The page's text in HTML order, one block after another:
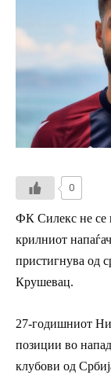
0
ФК Силекс не се
крилниот
пристигнува од
Крушевац.
27-годишниот
позиции во
клубови од